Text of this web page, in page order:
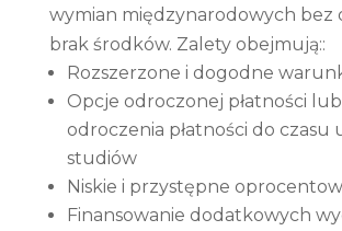
wymian międzynarodowych bez
brak środków. Zalety obejmują::
Rozszerzone i dogodne
Opcje odroczonej płatności lub
odroczenia płatności do czasu
studiów
Niskie i przystępne
Finansowanie dodatkowych